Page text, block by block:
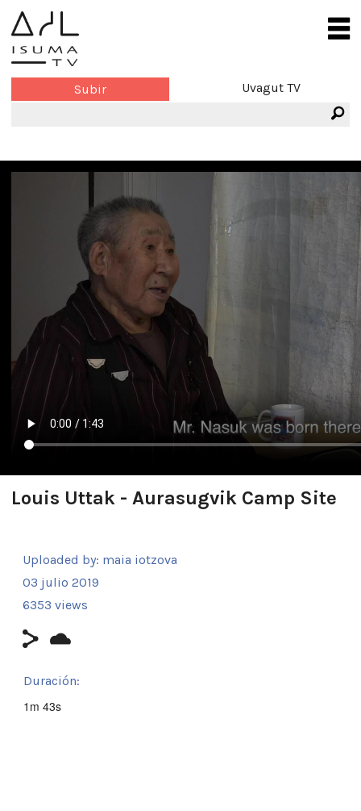
Subir Uvagut TV
Louis Uttak - Aurasugvik Camp Site
Uploaded by: maia iotzova
03 julio 2019
6353 views
Duración:
1m 43s